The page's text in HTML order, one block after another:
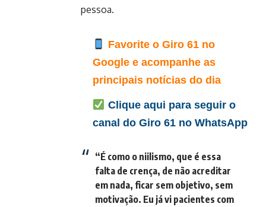
pessoa.
Favorite o Giro 61 no
Google e acompanhe as
principais notícias do dia
Clique aqui para seguir o
canal do Giro 61 no WhatsApp
“É como o niilismo, que é essa
falta de crença, de não acreditar
em nada, ficar sem objetivo, sem
motivação. Eu já vi pacientes com